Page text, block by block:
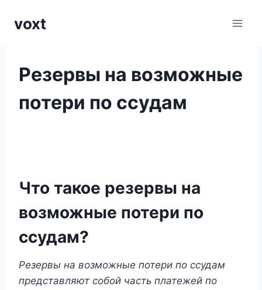
voxt
Резервы на возможные
потери по ссудам
Что такое резервы на
возможные потери по
ссудам?
Резервы на возможные потери по ссудам
представляют собой часть платежей по